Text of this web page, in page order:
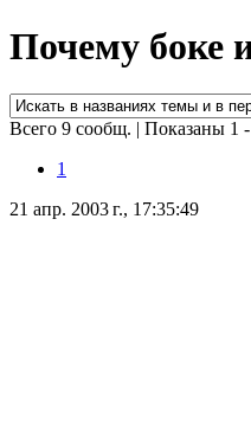
Почему боке
Всего 9 сообщ. | Показаны 1
1
21 апр. 2003 г., 17:35:49